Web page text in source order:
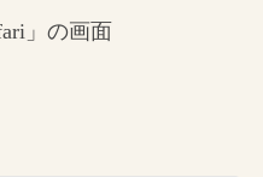
」の画面